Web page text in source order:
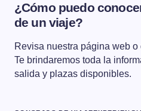
¿Cómo puedo
de un viaje?
Revisa nuestra página web
Te brindaremos toda la
salida y plazas disponibles.